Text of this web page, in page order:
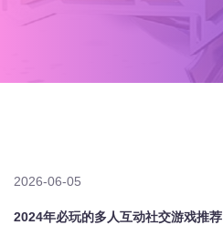
2026-06-05
2024年必玩的多人互动社交游戏推荐